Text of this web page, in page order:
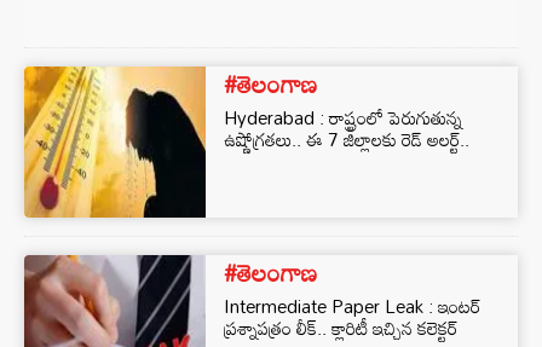
#తెలంగాణ
Hyderabad : రాష్ట్రంలో పెరుగుతున్న
ఉష్ణోగ్రతలు.. ఈ 7 జిల్లాలకు రెడ్ అలర్ట్..
#తెలంగాణ
Intermediate Paper Leak : ఇంటర్
ప్రశ్నాపత్రం లీక్.. క్లారిటీ ఇచ్చిన కలెక్టర్